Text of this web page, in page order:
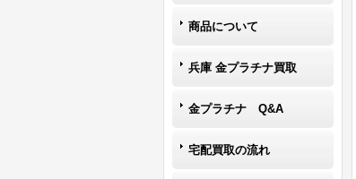
商品について
兵庫 金プラチナ買取
金プラチナ Q&A
宅配買取の流れ